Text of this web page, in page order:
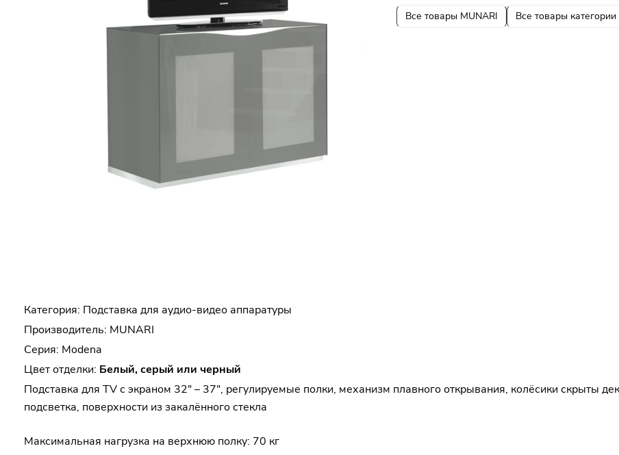
Все товары MUNARI Все товары категории
Категория: Подставка для аудио-видео аппаратуры
Производитель: MUNARI
Серия: Modena
Цвет отделки: Белый, серый или черный
Подставка для TV с экраном 32" – 37", регулируемые полки, механизм плавного открывания, колёсики скрыты
подсветка, поверхности из закалённого стекла
Максимальная нагрузка на верхнюю полку: 70 кг